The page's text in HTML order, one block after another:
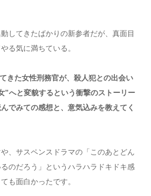
してきたばかりの新参者だが、真面目
る気に満ちている。
きた女性刑務官が、殺人犯との出会い
”へと変貌するという衝撃のストーリー
でみての感想と、意気込みを教えてく
や、サスペンスドラマの「このあとどん
のだろう」というハラハラドキドキ感
も面白かったです。